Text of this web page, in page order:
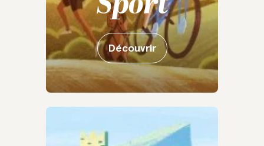
Découvrir